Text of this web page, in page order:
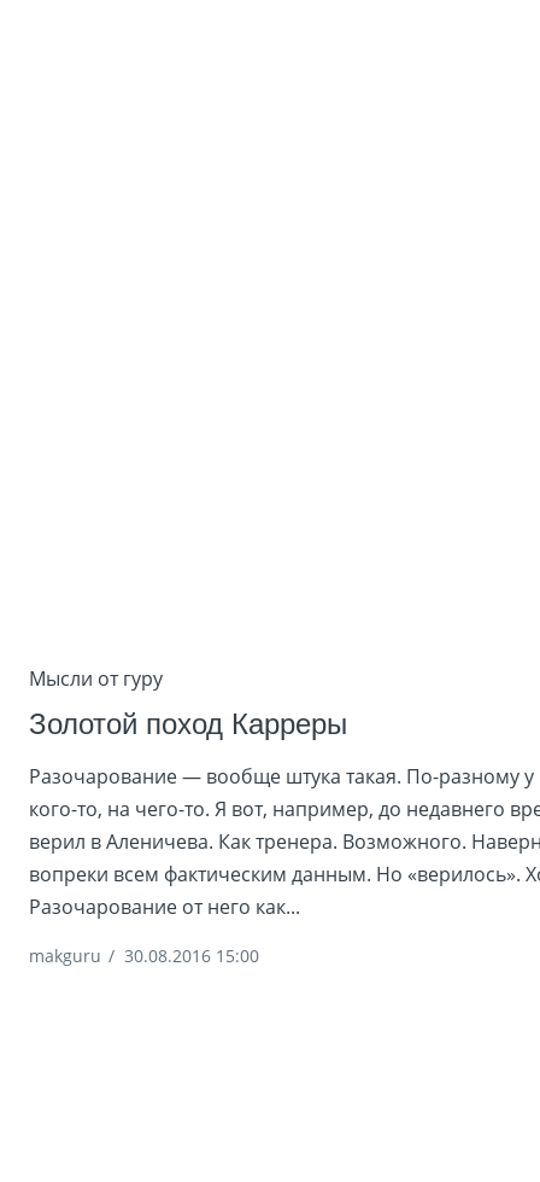
Мысли от гуру
Золотой поход Карреры
Разочарование — вообще штука такая. По-разному у
кого-то, на чего-то. Я вот, например, до недавнего
верил в Аленичева. Как тренера. Возможного.
вопреки всем фактическим данным. Но «верилось».
Разочарование от него как...
makguru / 30.08.2016 15:00